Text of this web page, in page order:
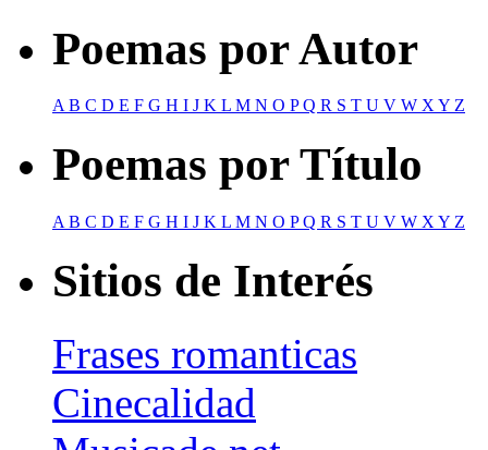
Poemas por Autor
AB C D E F G H I J K L M N O PQ R S T U V W XY Z
Poemas por Título
A B C D E F G H I J K L M N O PQ R S T U V W X Y Z
Sitios de Interés
Frases romanticas
Cinecalidad